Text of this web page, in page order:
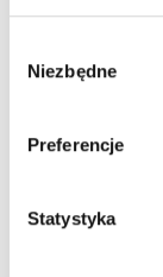
zgody
Niezbędne
Preferencje
Statystyka
Bright Junior Media